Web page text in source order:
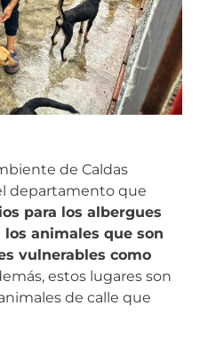
de Caldas
departamento que
para los albergues
animales que son
vulnerables como
estos lugares son
de calle que